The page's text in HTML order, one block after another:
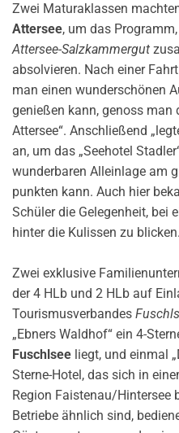
Zwei Maturaklassen
Attersee, um das
Attersee-Salzkammergut
absolvieren. Nach einer
man einen wunderschönen
genießen kann, genoss man
Attersee“. Anschließend
an, um das „Seehotel
wunderbaren Alleinlage am
punkten kann. Auch hier
Schüler die Gelegenheit, bei
hinter die Kulissen zu blicken.
Zwei exklusive
der 4 HLb und 2 HLb auf
Tourismusverbandes
„Ebners Waldhof“ ein 4-
Fuschlsee liegt, und einmal
Sterne-Hotel, das sich in
Region Faistenau/Hintersee
Betriebe ähnlich sind,